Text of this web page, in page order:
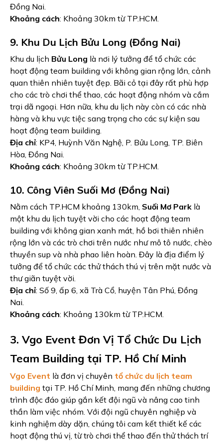
Đồng Nai.
Khoảng cách: Khoảng 30km từ TP.HCM.
9. Khu Du Lịch Bửu Long (Đồng Nai)
Khu du lịch Bửu Long là nơi lý tưởng để tổ chức các
hoạt động team building với không gian rộng lớn, cảnh
quan thiên nhiên tuyệt đẹp. Bãi cỏ tại đây rất phù hợp
cho các trò chơi thể thao, các hoạt động nhóm và cắm
trại dã ngoại. Hơn nữa, khu du lịch này còn có các nhà
hàng và khu vực tiệc sang trọng cho các sự kiện sau
hoạt động team building.
Địa chỉ: KP4, Huỳnh Văn Nghệ, P. Bửu Long, TP. Biên
Hòa, Đồng Nai.
Khoảng cách: Khoảng 30km từ TP.HCM.
10. Công Viên Suối Mơ (Đồng Nai)
Nằm cách TP.HCM khoảng 130km, Suối Mơ Park là
một khu du lịch tuyệt vời cho các hoạt động team
building với không gian xanh mát, hồ bơi thiên nhiên
rộng lớn và các trò chơi trên nước như mô tô nước, chèo
thuyền sup và nhà phao liên hoàn. Đây là địa điểm lý
tưởng để tổ chức các thử thách thú vị trên mặt nước và
thư giãn tuyệt vời.
Địa chỉ: Số 9, ấp 6, xã Trà Cổ, huyện Tân Phú, Đồng
Nai.
Khoảng cách: Khoảng 130km từ TP.HCM.
3. Vgo Event Đơn Vị Tổ Chức Du Lịch
Team Building tại TP. Hồ Chí Minh
Vgo Event là đơn vị chuyên tổ chức du lịch team
building tại TP. Hồ Chí Minh, mang đến những chương
trình độc đáo giúp gắn kết đội ngũ và nâng cao tinh
thần làm việc nhóm. Với đội ngũ chuyên nghiệp và
kinh nghiệm dày dặn, chúng tôi cam kết thiết kế các
hoạt động thú vị, từ trò chơi thể thao đến thử thách trí